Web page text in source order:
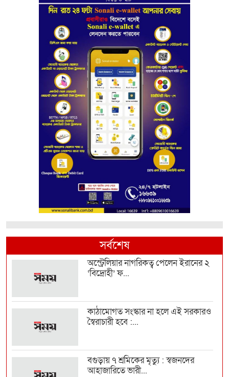
সর্বশেষ
অস্ট্রেলিয়ার নাগরিকত্ব পেলেন ইরানের ২
‘বিদ্রোহী’ ফ...
কাঠামোগত সংস্কার না হলে এই সরকারও
স্বৈরাচারী হবে :...
বগুড়ায় ৭ শ্রমিকের মৃত্যু : স্বজনদের
আহাজারিতে ভারী...